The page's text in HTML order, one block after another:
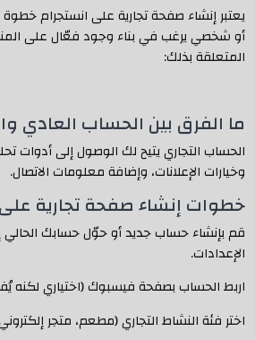
يعتبر إنشاء صفحة تجارية على انستجرام
أو شخصي يرغب في بناء وجود فعّال على
المتعلقة بذلك:
ما الفرق بين الحساب العادي
وخيارات الإعلانات، وإضافة معلومات الاتصال.
خطوات إنشاء صفحة تجارية
قم بإنشاء حساب جديد أو حوّل حسابك
الإعدادات.
اربط الحساب بصفحة فيسبوك (اختياري لكنه
اختر فئة النشاط التجاري (مطعم، متجر